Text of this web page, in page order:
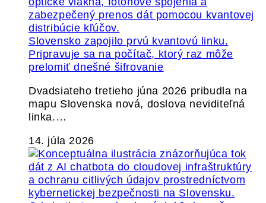
Slovensko zapojilo prvú kvantovú linku.
Pripravuje sa na počítač, ktorý raz môže
prelomiť dnešné šifrovanie
Dvadsiateho tretieho júna 2026 pribudla na
mapu Slovenska nová, doslova neviditeľná
linka.…
14. júla 2026